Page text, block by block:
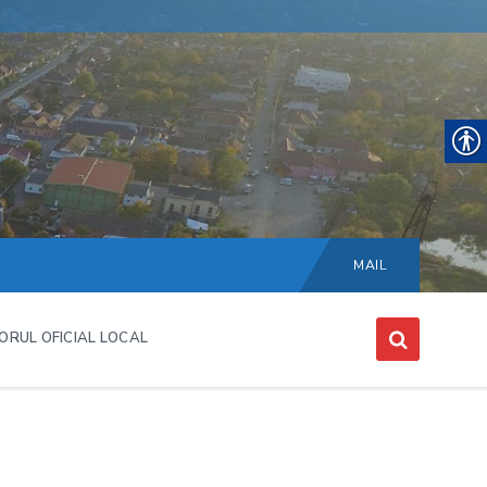
Choose
language:
MAIL
OFICIAL LOCAL